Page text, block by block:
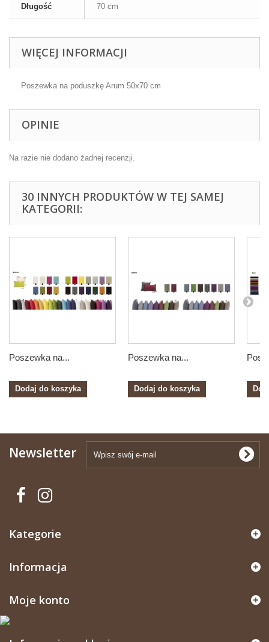
Długość 70 cm
WIĘCEJ INFORMACJI
Poszewka na poduszkę Arum 50x70 cm
OPINIE
Na razie nie dodano żadnej recenzji.
30 INNYCH PRODUKTÓW W TEJ SAMEJ
KATEGORII:
Poszewka na...
Dodaj do koszyka
Poszewka na...
Dodaj do koszyka
Newsletter
Kategorie
Informacja
Moje konto